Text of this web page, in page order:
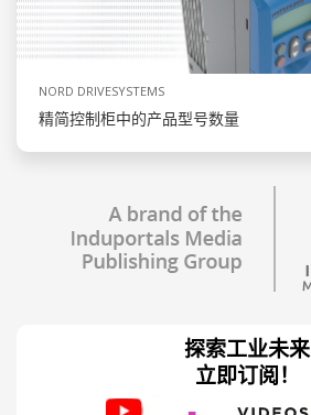
NORD DRIVESYSTEMS
精简控制柜中的产品型号数量
探索工业未来
立即订阅！